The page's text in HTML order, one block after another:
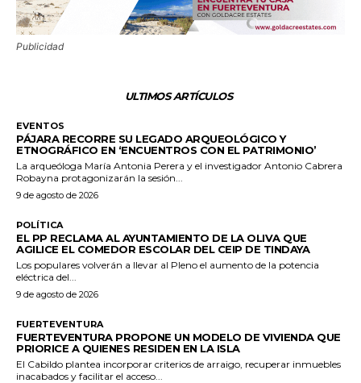
Publicidad
ULTIMOS ARTÍCULOS
EVENTOS
PÁJARA RECORRE SU LEGADO ARQUEOLÓGICO Y
ETNOGRÁFICO EN ‘ENCUENTROS CON EL PATRIMONIO’
La arqueóloga María Antonia Perera y el investigador Antonio Cabrera
Robayna protagonizarán la sesión...
9 de agosto de 2026
POLÍTICA
EL PP RECLAMA AL AYUNTAMIENTO DE LA OLIVA QUE
AGILICE EL COMEDOR ESCOLAR DEL CEIP DE TINDAYA
Los populares volverán a llevar al Pleno el aumento de la potencia
eléctrica del...
9 de agosto de 2026
FUERTEVENTURA
FUERTEVENTURA PROPONE UN MODELO DE VIVIENDA QUE
PRIORICE A QUIENES RESIDEN EN LA ISLA
El Cabildo plantea incorporar criterios de arraigo, recuperar inmuebles
inacabados y facilitar el acceso...